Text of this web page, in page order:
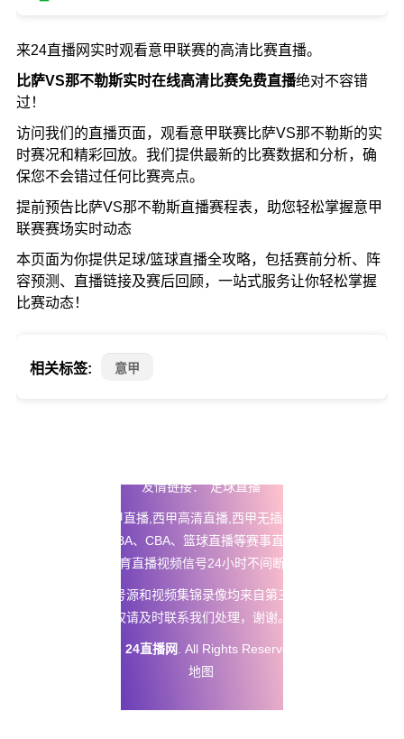
来24直播网实时观看意甲联赛的高清比赛直播。
比萨VS那不勒斯实时在线高清比赛免费直播绝对不容错
过！
访问我们的直播页面，观看意甲联赛比萨VS那不勒斯的实
时赛况和精彩回放。我们提供最新的比赛数据和分析，确
保您不会错过任何比赛亮点。
提前预告比萨VS那不勒斯直播赛程表，助您轻松掌握意甲
联赛赛场实时动态
本页面为你提供足球/篮球直播全攻略，包括赛前分析、阵
容预测、直播链接及赛后回顾，一站式服务让你轻松掌握
比赛动态！
相关标签: 意甲
友情链接：足球直播
提供西甲直播,西甲高清直播,西甲无插件免费直播以及五
大联赛直播、NBA、CBA、篮球直播等赛事直播在线观看无插
件，体育直播视频信号24小时不间断更新。
本站所有直播信号源和视频集锦录像均来自第三方平台，如有侵
权请及时联系我们处理，谢谢。
Copyright © 202524直播网. All Rights Reserved 版权所有
地图